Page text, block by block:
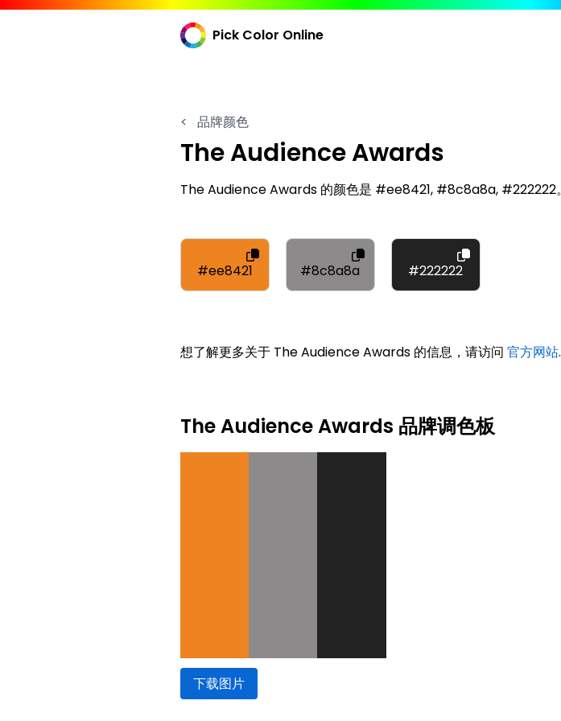
Pick Color Online
< 品牌颜色
The Audience Awards
The Audience Awards 的颜色是 #ee8421, #8c8a8a, #222222。
#ee8421 #8c8a8a #222222
想了解更多关于 The Audience Awards 的信息，请访问 官方网站.
The Audience Awards 品牌调色板
下载图片